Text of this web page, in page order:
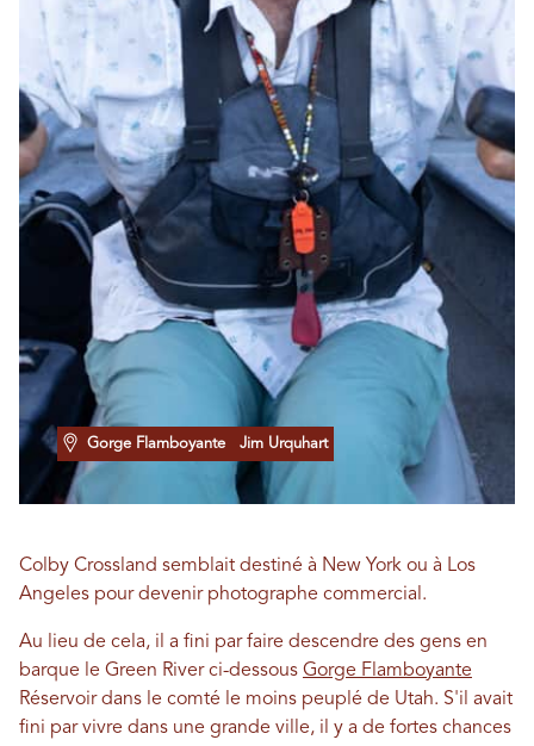
Gorge Flamboyante Jim Urquhart
Colby Crossland semblait destiné à New York ou à Los
Angeles pour devenir photographe commercial.
Au lieu de cela, il a fini par faire descendre des gens en
barque le Green River ci-dessous Gorge Flamboyante
Réservoir dans le comté le moins peuplé de Utah. S'il avait
fini par vivre dans une grande ville, il y a de fortes chances